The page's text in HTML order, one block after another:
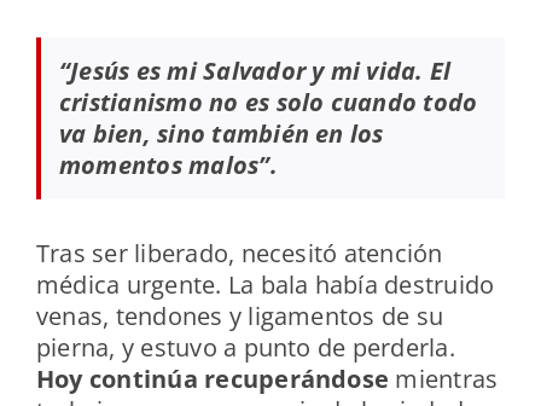
“Jesús es mi Salvador y mi vida. El
cristianismo no es solo cuando todo
va bien, sino también en los
momentos malos”.
Tras ser liberado, necesitó atención
médica urgente. La bala había destruido
venas, tendones y ligamentos de su
pierna, y estuvo a punto de perderla.
Hoy continúa recuperándose mientras